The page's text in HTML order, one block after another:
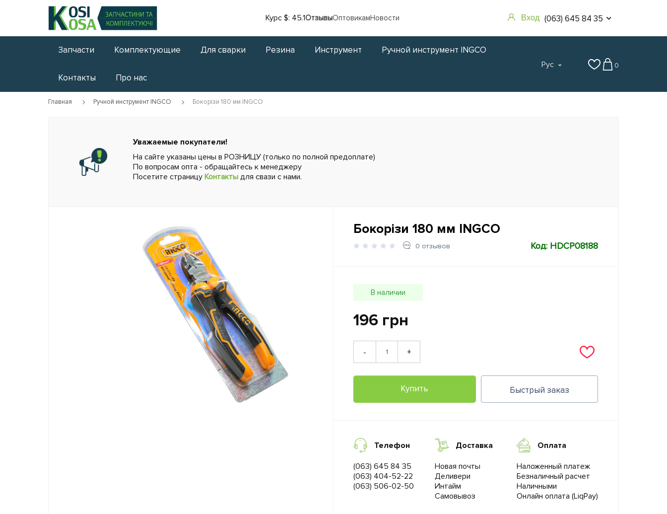
Курс $: 45.1ОтзывыОптовикамНовости Вход (063) 645 84 35
Запчасти Комплектующие Для сварки Резина Инструмент Ручной инструмент INGCO
Контакты Про нас
Рус 0
Главная Ручной инструмент INGCO Бокорізи 180 мм INGCO
Уважаемые покупатели!
На сайте указаны цены в РОЗНИЦУ (только по полной предоплате)
По вопросам опта - обращайтесь к менеджеру
Посетите страницу Контакты для свази с нами.
Бокорізи 180 мм INGCO
0 отзывов Код: HDCP08188
В наличии
196 грн
- +
Купить Быстрый заказ
Телефон
(063) 645 84 35
(063) 404-52-22
(063) 506-02-50
Доставка
Новая почты
Деливери
Интайм
Самовывоз
Оплата
Наложенный платеж
Безналичный расчет
Наличными
Онлайн оплата (LiqPay)